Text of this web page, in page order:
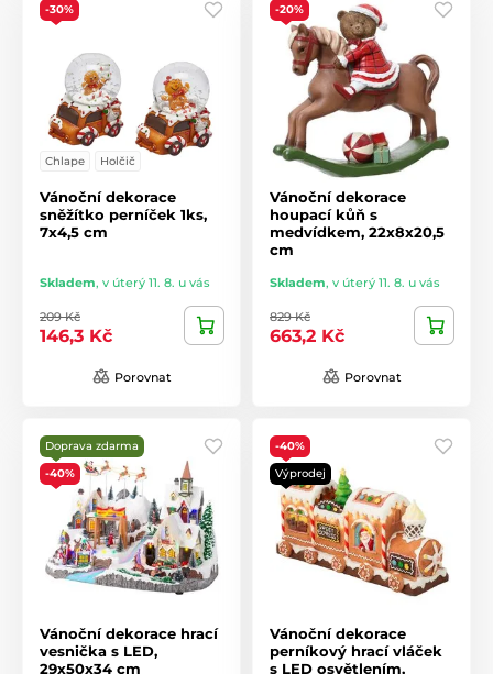
-30%
Chlape Holčič
Vánoční dekorace
sněžítko perníček 1ks,
7x4,5 cm
Skladem, v úterý 11. 8. u vás
209 Kč
146,3 Kč
Porovnat
-20%
Vánoční dekorace
houpací kůň s
medvídkem, 22x8x20,5
cm
Skladem, v úterý 11. 8. u vás
829 Kč
663,2 Kč
Porovnat
Doprava zdarma
-40%
Vánoční dekorace hrací
vesnička s LED,
29x50x34 cm
-40%
Výprodej
Vánoční dekorace
perníkový hrací vláček
s LED osvětlením,